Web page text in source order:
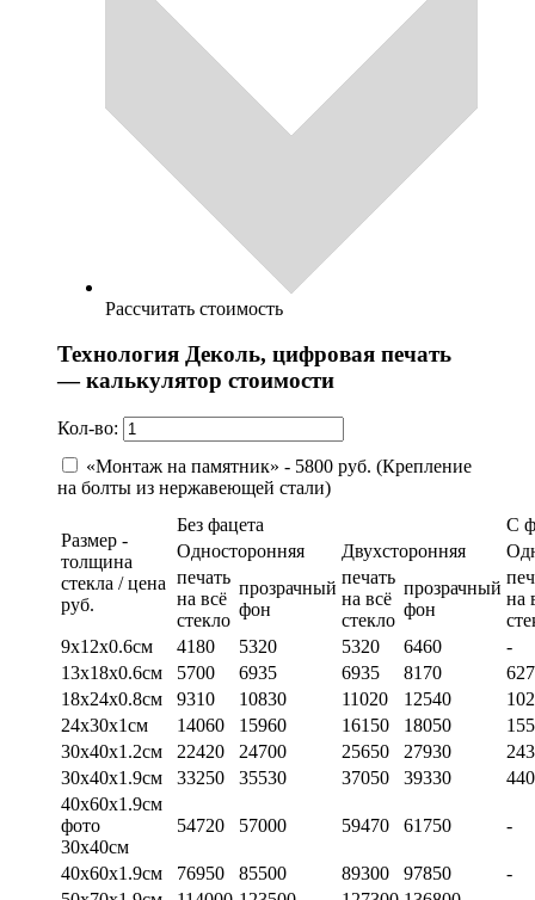
Рассчитать стоимость
Технология Деколь, цифровая печать
— калькулятор стоимости
Кол-во:
«Монтаж на памятник» - 5800 руб. (Крепление
на болты из нержавеющей стали)
Размер -
толщина
стекла / цена
руб.
Без фацета
С
Односторонняя
Двухсторонняя
печать
на всё
стекло
прозрачный
фон
печать
на всё
стекло
прозрачный
фон
на
9х12х0.6см
4180 5320 5320 6460
-
13х18х0.6см
5700 6935 6935 8170
18х24х0.8см
9310 10830 11020 12540
24х30х1см
14060 15960 16150 18050
30х40х1.2см
22420 24700 25650 27930
30х40х1.9см
33250 35530 37050 39330
40х60х1.9см
фото
30х40см
54720 57000 59470 61750 -
40х60х1.9см 76950 85500 89300 97850
-